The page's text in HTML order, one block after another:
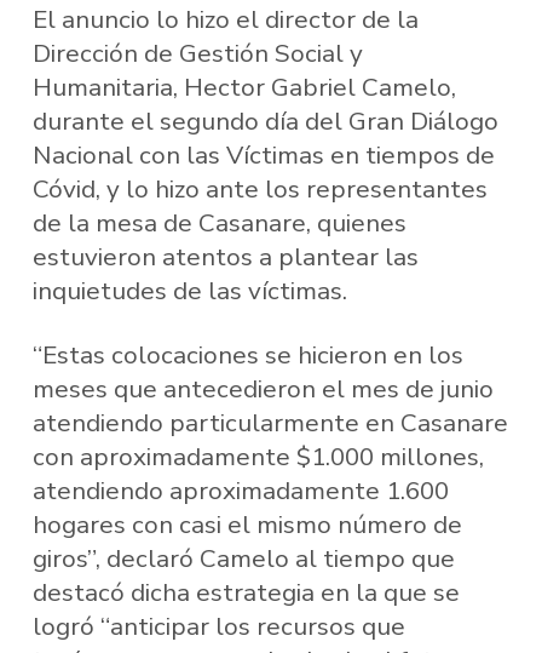
El anuncio lo hizo el director de la
Dirección de Gestión Social y
Humanitaria, Hector Gabriel Camelo,
durante el segundo día del Gran Diálogo
Nacional con las Víctimas en tiempos de
Cóvid, y lo hizo ante los representantes
de la mesa de Casanare, quienes
estuvieron atentos a plantear las
inquietudes de las víctimas.
“Estas colocaciones se hicieron en los
meses que antecedieron el mes de junio
atendiendo particularmente en Casanare
con aproximadamente $1.000 millones,
atendiendo aproximadamente 1.600
hogares con casi el mismo número de
giros”, declaró Camelo al tiempo que
destacó dicha estrategia en la que se
logró “anticipar los recursos que